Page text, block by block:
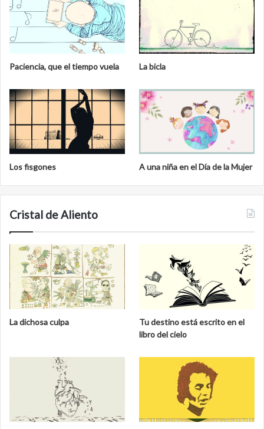
Paciencia, que el tiempo vuela La bicla
Los fisgones A una niña en el Día de la Mujer
Cristal de Aliento
La dichosa culpa
Tu destino está escrito en el
libro del cielo